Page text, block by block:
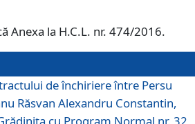
Anexa la H.C.L. nr. 474/2016.
de închiriere între Persu
Răsvan Alexandru Constantin,